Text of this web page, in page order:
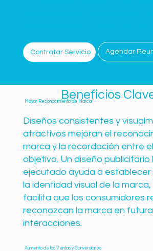
Contratar Servicio Agendar
Beneficios
Mayor Reconocimiento de Marca
Diseños consistentes y
atractivos mejoran el
marca y la recordación entre
objetivo. Un diseño publicitario
ejecutado ayuda a
la identidad visual de la marca,
facilita que los consumidores
reconozcan la marca en
interacciones.
Aumento de las Ventas y Conversiones